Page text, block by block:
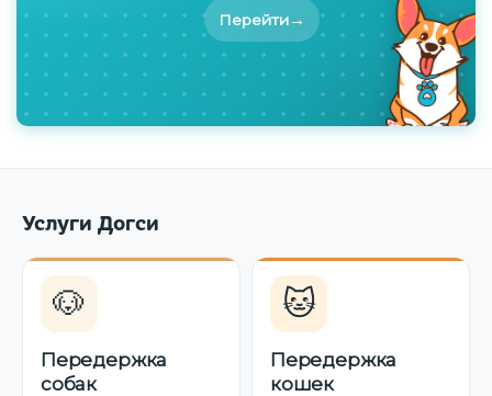
Перейти→
Услуги Догси
🐶
Передержка
собак
🐱
Передержка
кошек